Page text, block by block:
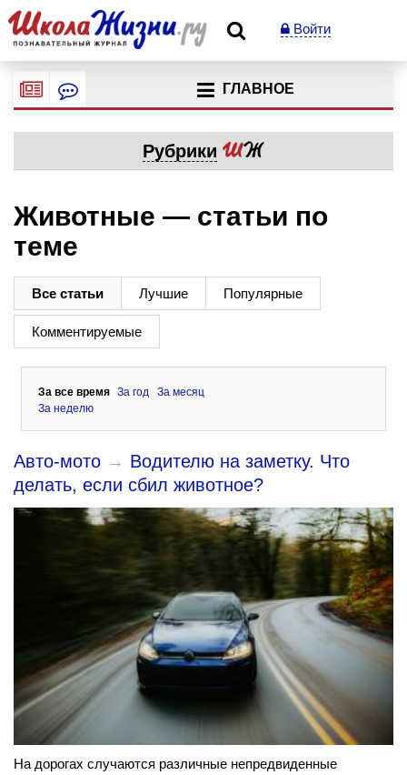
Войти
ГЛАВНОЕ
Рубрики
Животные — статьи по
теме
Все статьи Лучшие Популярные
Комментируемые
За все время За год
За месяц
За неделю
Авто-мото → Водителю на заметку. Что
делать, если сбил животное?
На дорогах случаются различные непредвиденные